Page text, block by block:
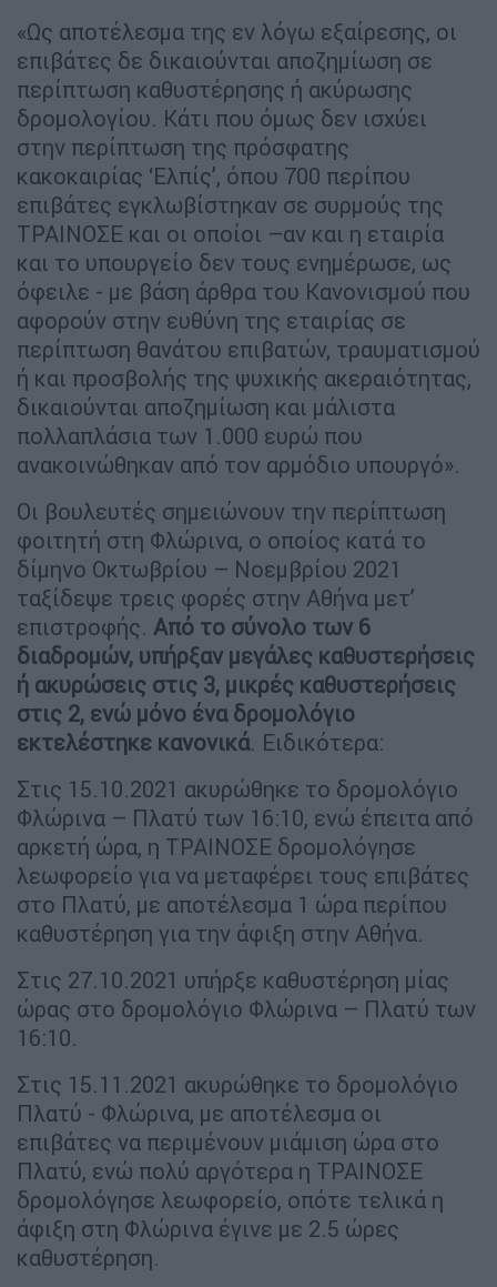
«Ως αποτέλεσμα της εν λόγω εξαίρεσης, οι
επιβάτες δε δικαιούνται αποζημίωση σε
περίπτωση καθυστέρησης ή ακύρωσης
δρομολογίου. Κάτι που όμως δεν ισχύει
στην περίπτωση της πρόσφατης
κακοκαιρίας ‘Ελπίς’, όπου 700 περίπου
επιβάτες εγκλωβίστηκαν σε συρμούς της
ΤΡΑΙΝΟΣΕ και οι οποίοι –αν και η εταιρία
και το υπουργείο δεν τους ενημέρωσε, ως
όφειλε - με βάση άρθρα του Κανονισμού που
αφορούν στην ευθύνη της εταιρίας σε
περίπτωση θανάτου επιβατών, τραυματισμού
ή και προσβολής της ψυχικής ακεραιότητας,
δικαιούνται αποζημίωση και μάλιστα
πολλαπλάσια των 1.000 ευρώ που
ανακοινώθηκαν από τον αρμόδιο υπουργό».
Οι βουλευτές σημειώνουν την περίπτωση
φοιτητή στη Φλώρινα, ο οποίος κατά το
δίμηνο Οκτωβρίου – Νοεμβρίου 2021
ταξίδεψε τρεις φορές στην Αθήνα μετ’
επιστροφής. Από το σύνολο των 6
διαδρομών, υπήρξαν μεγάλες καθυστερήσεις
ή ακυρώσεις στις 3, μικρές καθυστερήσεις
στις 2, ενώ μόνο ένα δρομολόγιο
εκτελέστηκε κανονικά. Ειδικότερα:
Στις 15.10.2021 ακυρώθηκε το δρομολόγιο
Φλώρινα – Πλατύ των 16:10, ενώ έπειτα από
αρκετή ώρα, η ΤΡΑΙΝΟΣΕ δρομολόγησε
λεωφορείο για να μεταφέρει τους επιβάτες
στο Πλατύ, με αποτέλεσμα 1 ώρα περίπου
καθυστέρηση για την άφιξη στην Αθήνα.
Στις 27.10.2021 υπήρξε καθυστέρηση μίας
ώρας στο δρομολόγιο Φλώρινα – Πλατύ των
16:10.
Στις 15.11.2021 ακυρώθηκε το δρομολόγιο
Πλατύ - Φλώρινα, με αποτέλεσμα οι
επιβάτες να περιμένουν μιάμιση ώρα στο
Πλατύ, ενώ πολύ αργότερα η ΤΡΑΙΝΟΣΕ
δρομολόγησε λεωφορείο, οπότε τελικά η
άφιξη στη Φλώρινα έγινε με 2.5 ώρες
καθυστέρηση.